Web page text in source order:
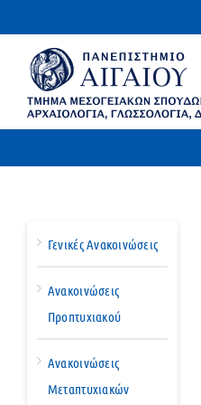
στο
περιεχόμενο
Γενικές Ανακοινώσεις
Ανακοινώσεις
Προπτυχιακού
Ανακοινώσεις
Μεταπτυχιακών